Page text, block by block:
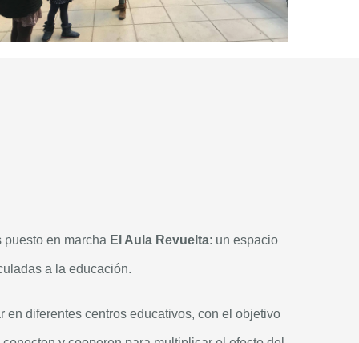
en marcha El Aula Revuelta: un espacio
a la educación.
en diferentes centros educativos, con el objetivo